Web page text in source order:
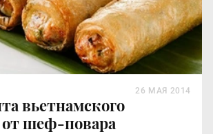
вьетнамского
шеф-повара
26 МАЯ 2014